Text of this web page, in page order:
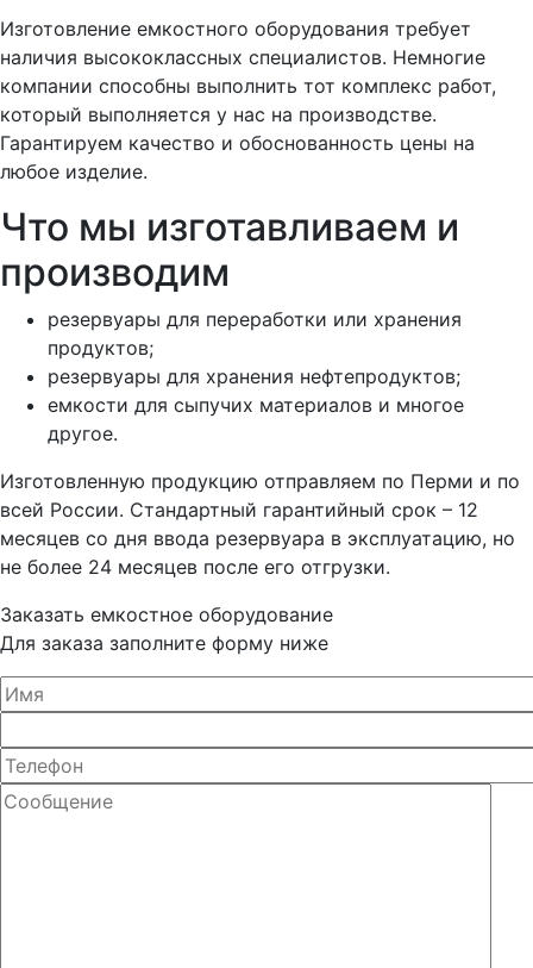
Изготовление емкостного оборудования требует
наличия высококлассных специалистов. Немногие
компании способны выполнить тот комплекс работ,
который выполняется у нас на производстве.
Гарантируем качество и обоснованность цены на
любое изделие.
Что мы изготавливаем и
производим
резервуары для переработки или хранения
продуктов;
резервуары для хранения нефтепродуктов;
емкости для сыпучих материалов и многое
другое.
Изготовленную продукцию отправляем по Перми и по
всей России. Стандартный гарантийный срок – 12
месяцев со дня ввода резервуара в эксплуатацию, но
не более 24 месяцев после его отгрузки.
Заказать емкостное оборудование
Для заказа заполните форму ниже